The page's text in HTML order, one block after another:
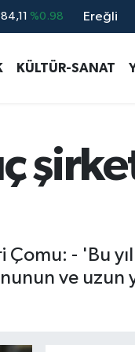
%0.01
Ereğli
KÜLTÜR-SANAT
Çomu: - 'Bu
ve uzun